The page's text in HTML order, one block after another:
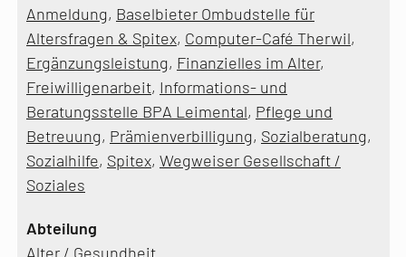
Anmeldung, Baselbieter Ombudstelle für
Altersfragen & Spitex, Computer-Café Therwil,
Ergänzungsleistung, Finanzielles im Alter,
Freiwilligenarbeit, Informations- und
Beratungsstelle BPA Leimental, Pflege und
Betreuung, Prämienverbilligung, Sozialberatung,
Sozialhilfe, Spitex, Wegweiser Gesellschaft /
Soziales
Alter / Gesundheit